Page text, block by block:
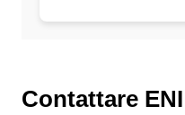
Contattare